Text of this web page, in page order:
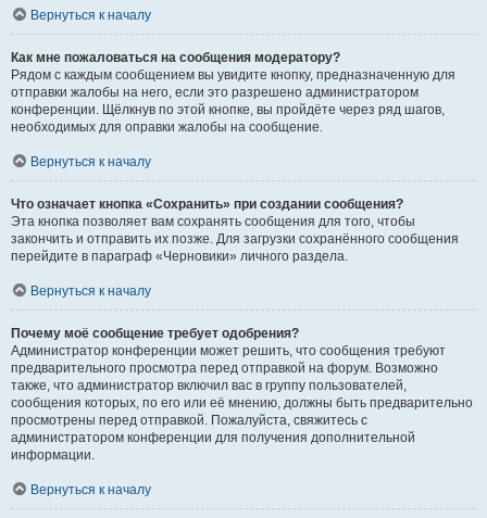
Вернуться к началу
Как мне пожаловаться на сообщения модератору?
Рядом с каждым сообщением вы увидите кнопку, предназначенную для
отправки жалобы на него, если это разрешено администратором
конференции. Щёлкнув по этой кнопке, вы пройдёте через ряд шагов,
необходимых для оправки жалобы на сообщение.
Вернуться к началу
Что означает кнопка «Сохранить» при создании сообщения?
Эта кнопка позволяет вам сохранять сообщения для того, чтобы
закончить и отправить их позже. Для загрузки сохранённого сообщения
перейдите в параграф «Черновики» личного раздела.
Вернуться к началу
Почему моё сообщение требует одобрения?
Администратор конференции может решить, что сообщения требуют
предварительного просмотра перед отправкой на форум. Возможно
также, что администратор включил вас в группу пользователей,
сообщения которых, по его или её мнению, должны быть предварительно
просмотрены перед отправкой. Пожалуйста, свяжитесь с
администратором конференции для получения дополнительной
информации.
Вернуться к началу